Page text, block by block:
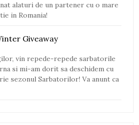
alaturi de un partener cu o mare
in Romania!
Giveaway
vin repede-repede sarbatorile
si mi-am dorit sa deschidem cu
sezonul Sarbatorilor! Va anunt ca